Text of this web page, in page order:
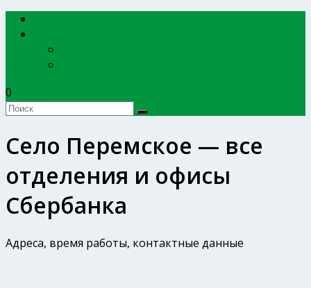
0
Село Перемское — все
отделения и офисы
Сбербанка
Адреса, время работы, контактные данные